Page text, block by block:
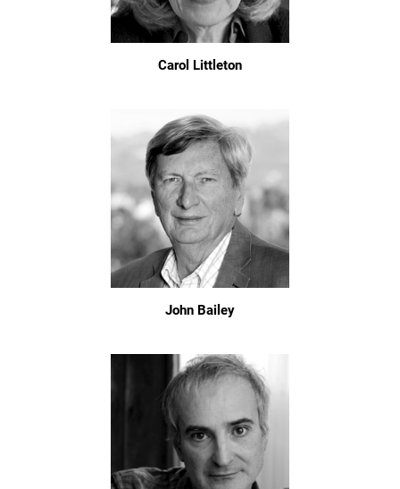
Carol Littleton
John Bailey